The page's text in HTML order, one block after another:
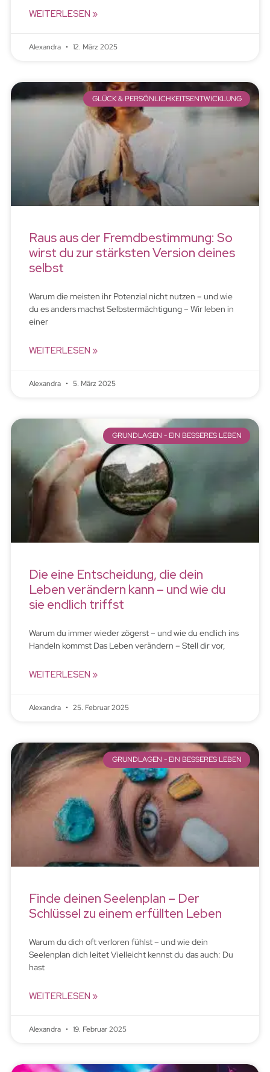
WEITERLESEN »
Alexandra 12. März 2025
GLÜCK & PERSÖNLICHKEITSENTWICKLUNG
Raus aus der Fremdbestimmung: So
wirst du zur stärksten Version deines
selbst
Warum die meisten ihr Potenzial nicht nutzen – und wie
du es anders machst Selbstermächtigung – Wir leben in
einer
WEITERLESEN »
Alexandra 5. März 2025
GRUNDLAGEN - EIN BESSERES LEBEN
Die eine Entscheidung, die dein
Leben verändern kann – und wie du
sie endlich triffst
Warum du immer wieder zögerst – und wie du endlich ins
Handeln kommst Das Leben verändern – Stell dir vor,
WEITERLESEN »
Alexandra 25. Februar 2025
GRUNDLAGEN - EIN BESSERES LEBEN
Finde deinen Seelenplan – Der
Schlüssel zu einem erfüllten Leben
Warum du dich oft verloren fühlst – und wie dein
Seelenplan dich leitet Vielleicht kennst du das auch: Du
hast
WEITERLESEN »
Alexandra 19. Februar 2025